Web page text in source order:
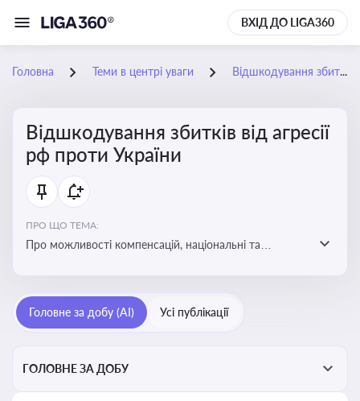
ВХІД ДО LIGA360
Головна Теми в центрі уваги Відшкодування збитків від агресії рф проти України
Відшкодування збитків від агресії
рф проти України
ПРО ЩО ТЕМА:
Про можливості компенсацій, національні та
Головне за добу (AI) Усі публікації
ГОЛОВНЕ ЗА ДОБУ